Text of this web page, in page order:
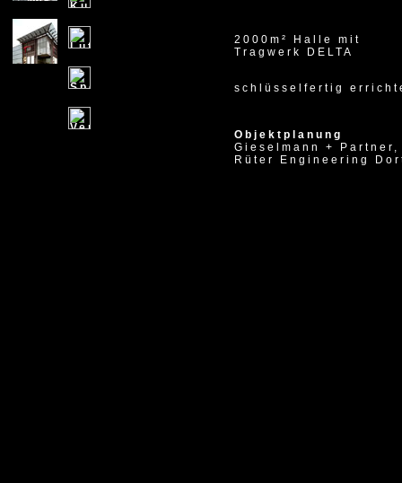
2000m² Halle mit
Tragwerk DELTA
schlüsselfertig
Objektplanung
Gieselmann +
Rüter Engineering